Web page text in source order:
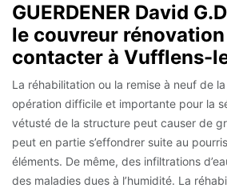
GUERDENER David
le couvreur
contacter à Vufflens-
La réhabilitation ou la remise à neuf de
opération difficile et importante pour la
vétusté de la structure peut causer de
peut en partie s’effondrer suite au
éléments. De même, des infiltrations
des maladies dues à l’humidité. La